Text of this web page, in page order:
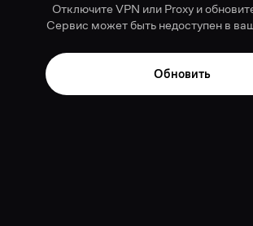
Отключите VPN или Proxy и
Сервис может быть недоступен в
Обновить